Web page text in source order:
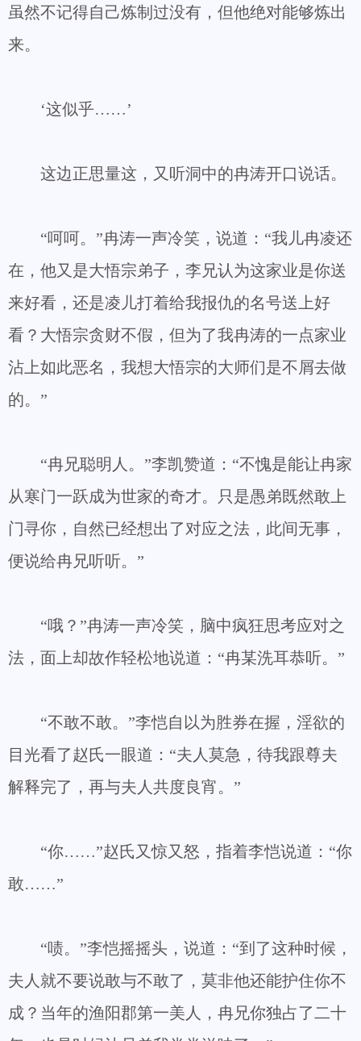
虽然不记得自己炼制过没有，但他绝对能够炼出
来。
‘这似乎……’
这边正思量这，又听洞中的冉涛开口说话。
“呵呵。”冉涛一声冷笑，说道：“我儿冉凌还
在，他又是大悟宗弟子，李兄认为这家业是你送
来好看，还是凌儿打着给我报仇的名号送上好
看？大悟宗贪财不假，但为了我冉涛的一点家业
沾上如此恶名，我想大悟宗的大师们是不屑去做
的。”
“冉兄聪明人。”李凯赞道：“不愧是能让冉家
从寒门一跃成为世家的奇才。只是愚弟既然敢上
门寻你，自然已经想出了对应之法，此间无事，
便说给冉兄听听。”
“哦？”冉涛一声冷笑，脑中疯狂思考应对之
法，面上却故作轻松地说道：“冉某洗耳恭听。”
“不敢不敢。”李恺自以为胜券在握，淫欲的
目光看了赵氏一眼道：“夫人莫急，待我跟尊夫
解释完了，再与夫人共度良宵。”
“你……”赵氏又惊又怒，指着李恺说道：“你
敢……”
“啧。”李恺摇摇头，说道：“到了这种时候，
夫人就不要说敢与不敢了，莫非他还能护住你不
成？当年的渔阳郡第一美人，冉兄你独占了二十